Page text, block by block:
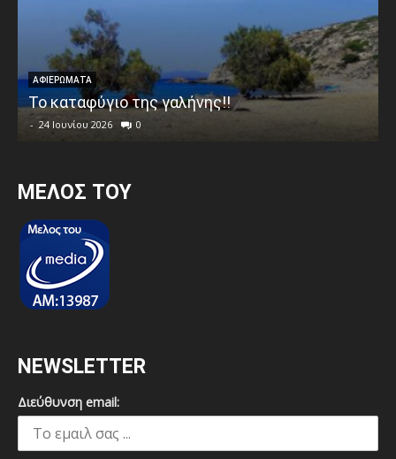
ΑΦΙΕΡΩΜΑΤΑ
Το καταφύγιο της γαλήνης!!
- 24 Ιουνίου 2026 0
MEΛΟΣ ΤΟΥ
NEWSLETTER
Διεύθυνση email: